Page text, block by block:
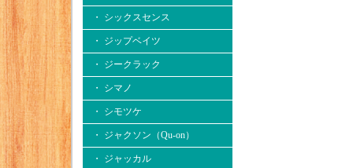
・ シックスセンス
・ ジップベイツ
・ ジークラック
・ シマノ
・ シモツケ
・ ジャクソン（Qu-on）
・ ジャッカル